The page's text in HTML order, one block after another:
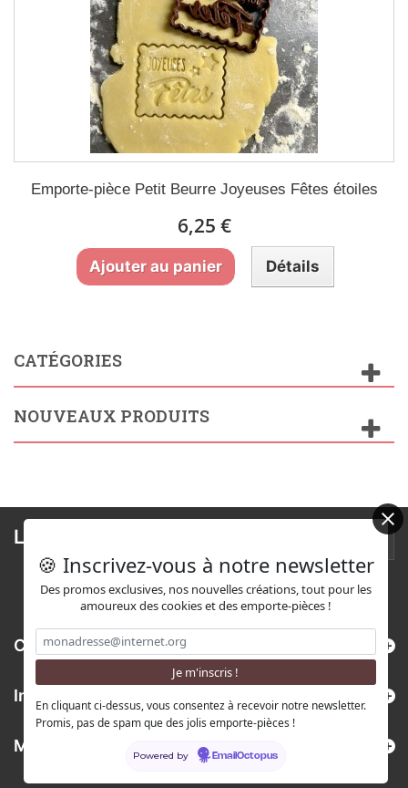
Emporte-pièce Petit Beurre Joyeuses Fêtes étoiles
6,25 €
Ajouter au panier Détails
CATÉGORIES
NOUVEAUX PRODUITS
Lettre d'informations
Catégories
Informations
Mon compte
🍪 Inscrivez-vous à notre newsletter
Des promos exclusives, nos nouvelles créations, tout pour les
amoureux des cookies et des emporte-pièces !
En cliquant ci-dessus, vous consentez à recevoir notre newsletter.
Promis, pas de spam que des jolis emporte-pièces !
Powered by EmailOctopus